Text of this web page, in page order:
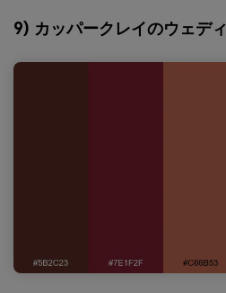
9) カッパークレイのウェデ